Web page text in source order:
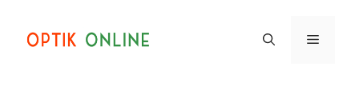
content
Menu